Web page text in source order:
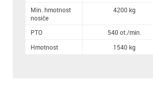
Min. hmotnost
nosiče
PTO
Hmotnost
4200 kg
540 ot./min.
1540 kg